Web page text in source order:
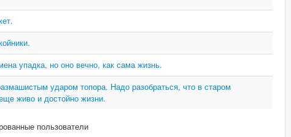
упадка, но оно вечно, как сама жизнь.
ударом топора. Надо разобраться, что в старом
живо и достойно жизни.
пользователи